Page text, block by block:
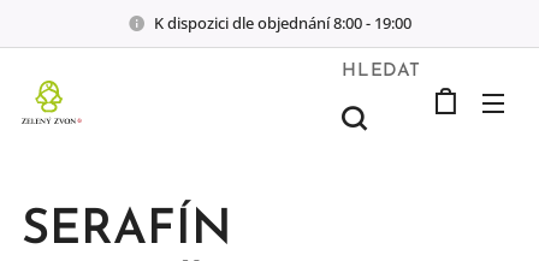
K dispozici dle objednání 8:00 - 19:00
HLEDAT
SERAFÍN